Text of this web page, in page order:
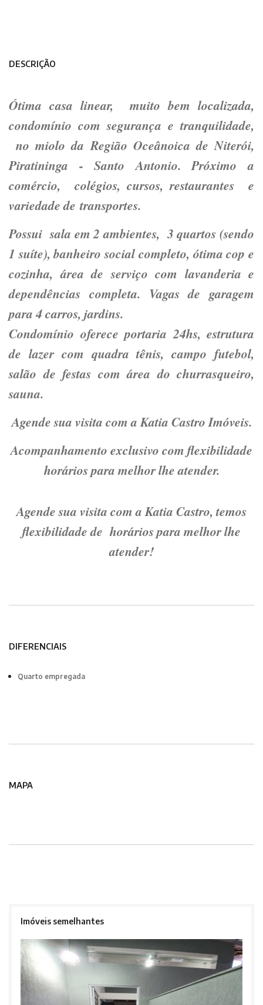
DESCRIÇÃO
Ótima casa linear, muito bem localizada,
condomínio com segurança e tranquilidade,
no miolo da Região Oceânoica de Niterói,
Piratininga - Santo Antonio. Próximo a
comércio, colégios, cursos, restaurantes e
variedade de transportes.
Possui sala em 2 ambientes, 3 quartos (sendo
1 suíte), banheiro social completo, ótima cop e
cozinha, área de serviço com lavanderia e
dependências completa. Vagas de garagem
para 4 carros, jardins.
Condomínio oferece portaria 24hs, estrutura
de lazer com quadra tênis, campo futebol,
salão de festas com área do churrasqueiro,
sauna.
Agende sua visita com a Katia Castro Imóveis.
Acompanhamento exclusivo com flexibilidade
horários para melhor lhe atender.
Agende sua visita com a Katia Castro, temos
flexibilidade de horários para melhor lhe
atender!
DIFERENCIAIS
Quarto empregada
MAPA
Imóveis semelhantes